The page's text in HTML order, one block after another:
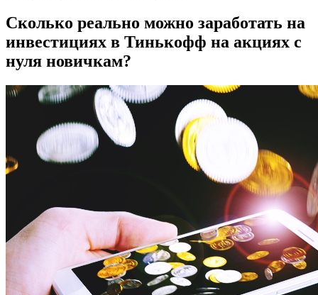
Сколько реально можно заработать на
инвестициях в Тинькофф на акциях с
нуля новичкам?